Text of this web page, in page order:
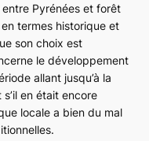
Pyrénées et forêt
termes historique et
son choix est
le développement
allant jusqu’à la
en était encore
locale a bien du mal